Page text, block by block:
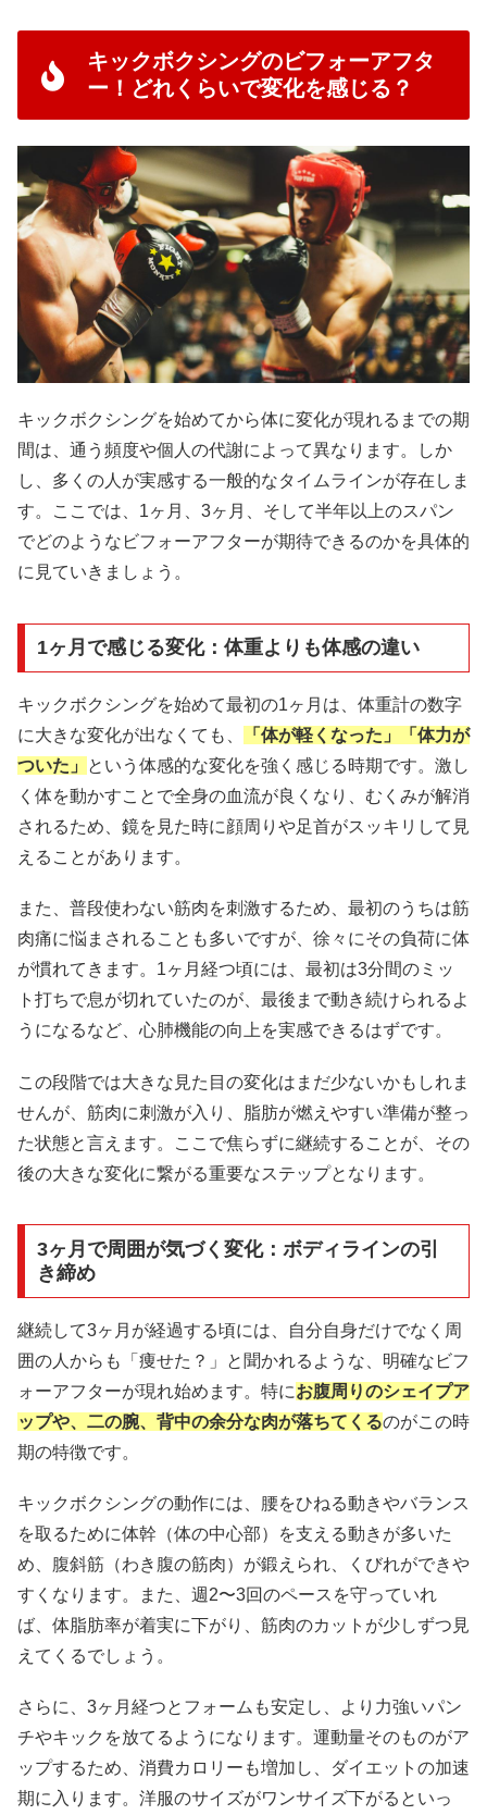
キックボクシングのビフォーアフタ
ー！どれくらいで変化を感じる？
キックボクシングを始めてから体に変化が現れるまでの期
間は、通う頻度や個人の代謝によって異なります。しか
し、多くの人が実感する一般的なタイムラインが存在しま
す。ここでは、1ヶ月、3ヶ月、そして半年以上のスパン
でどのようなビフォーアフターが期待できるのかを具体的
に見ていきましょう。
1ヶ月で感じる変化：体重よりも体感の違い
キックボクシングを始めて最初の1ヶ月は、体重計の数字
に大きな変化が出なくても、
「体が軽くなった」「体力が
ついた」
という体感的な変化を強く感じる時期です。激し
く体を動かすことで全身の血流が良くなり、むくみが解消
されるため、鏡を見た時に顔周りや足首がスッキリして見
えることがあります。
また、普段使わない筋肉を刺激するため、最初のうちは筋
肉痛に悩まされることも多いですが、徐々にその負荷に体
が慣れてきます。1ヶ月経つ頃には、最初は3分間のミッ
ト打ちで息が切れていたのが、最後まで動き続けられるよ
うになるなど、心肺機能の向上を実感できるはずです。
この段階では大きな見た目の変化はまだ少ないかもしれま
せんが、筋肉に刺激が入り、脂肪が燃えやすい準備が整っ
た状態と言えます。ここで焦らずに継続することが、その
後の大きな変化に繋がる重要なステップとなります。
3ヶ月で周囲が気づく変化：ボディラインの引
き締め
継続して3ヶ月が経過する頃には、自分自身だけでなく周
囲の人からも「痩せた？」と聞かれるような、明確なビフ
ォーアフターが現れ始めます。特にお腹周りのシェイプア
ップや、二の腕、背中の余分な肉が落ちてくるのがこの時
期の特徴です。
キックボクシングの動作には、腰をひねる動きやバランス
を取るために体幹（体の中心部）を支える動きが多いた
め、腹斜筋（わき腹の筋肉）が鍛えられ、くびれができや
すくなります。また、週2〜3回のペースを守っていれ
ば、体脂肪率が着実に下がり、筋肉のカットが少しずつ見
えてくるでしょう。
さらに、3ヶ月経つとフォームも安定し、より力強いパン
チやキックを放てるようになります。運動量そのものがア
ップするため、消費カロリーも増加し、ダイエットの加速
期に入ります。洋服のサイズがワンサイズ下がるといっ